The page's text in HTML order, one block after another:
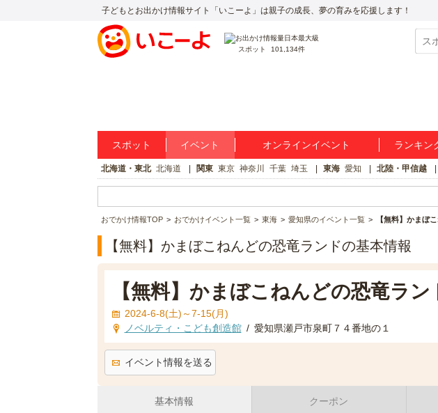
子どもとお出かけ情報サイト「いこーよ」は親子の成長、夢の育みを応援します！
スポット 101,134件
スポット イベント オンラインイベント ランキン
北海道・東北 北海道 関東 東京 神奈川 千葉 埼玉 東海 愛知 北陸・甲信越
おでかけ情報TOP おでかけイベント一覧 東海 愛知県のイベント一覧 【無料】かまぼ
【無料】かまぼこねんどの恐竜ランドの基本情報
【無料】かまぼこねんどの恐竜ラン
2024-6-8(土)～7-15(月)
ノベルティ・こども創造館 / 愛知県瀬戸市泉町７４番地の１
イベント情報を送る
基本情報 クーポン